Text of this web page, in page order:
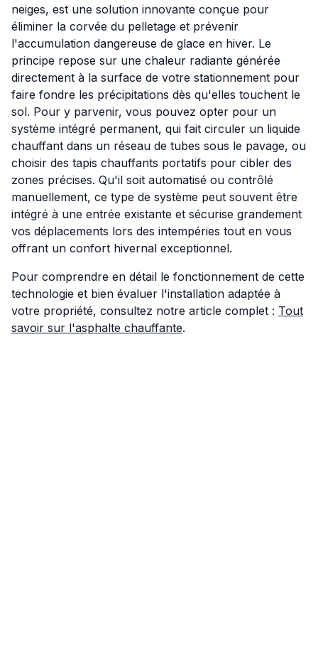
neiges, est une solution innovante conçue pour
éliminer la corvée du pelletage et prévenir
l'accumulation dangereuse de glace en hiver. Le
principe repose sur une chaleur radiante générée
directement à la surface de votre stationnement pour
faire fondre les précipitations dès qu'elles touchent le
sol. Pour y parvenir, vous pouvez opter pour un
système intégré permanent, qui fait circuler un liquide
chauffant dans un réseau de tubes sous le pavage, ou
choisir des tapis chauffants portatifs pour cibler des
zones précises. Qu'il soit automatisé ou contrôlé
manuellement, ce type de système peut souvent être
intégré à une entrée existante et sécurise grandement
vos déplacements lors des intempéries tout en vous
offrant un confort hivernal exceptionnel.
Pour comprendre en détail le fonctionnement de cette
technologie et bien évaluer l'installation adaptée à
votre propriété, consultez notre article complet : Tout
savoir sur l'asphalte chauffante.